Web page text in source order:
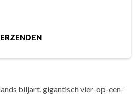
biljart, gigantisch vier-op-een-